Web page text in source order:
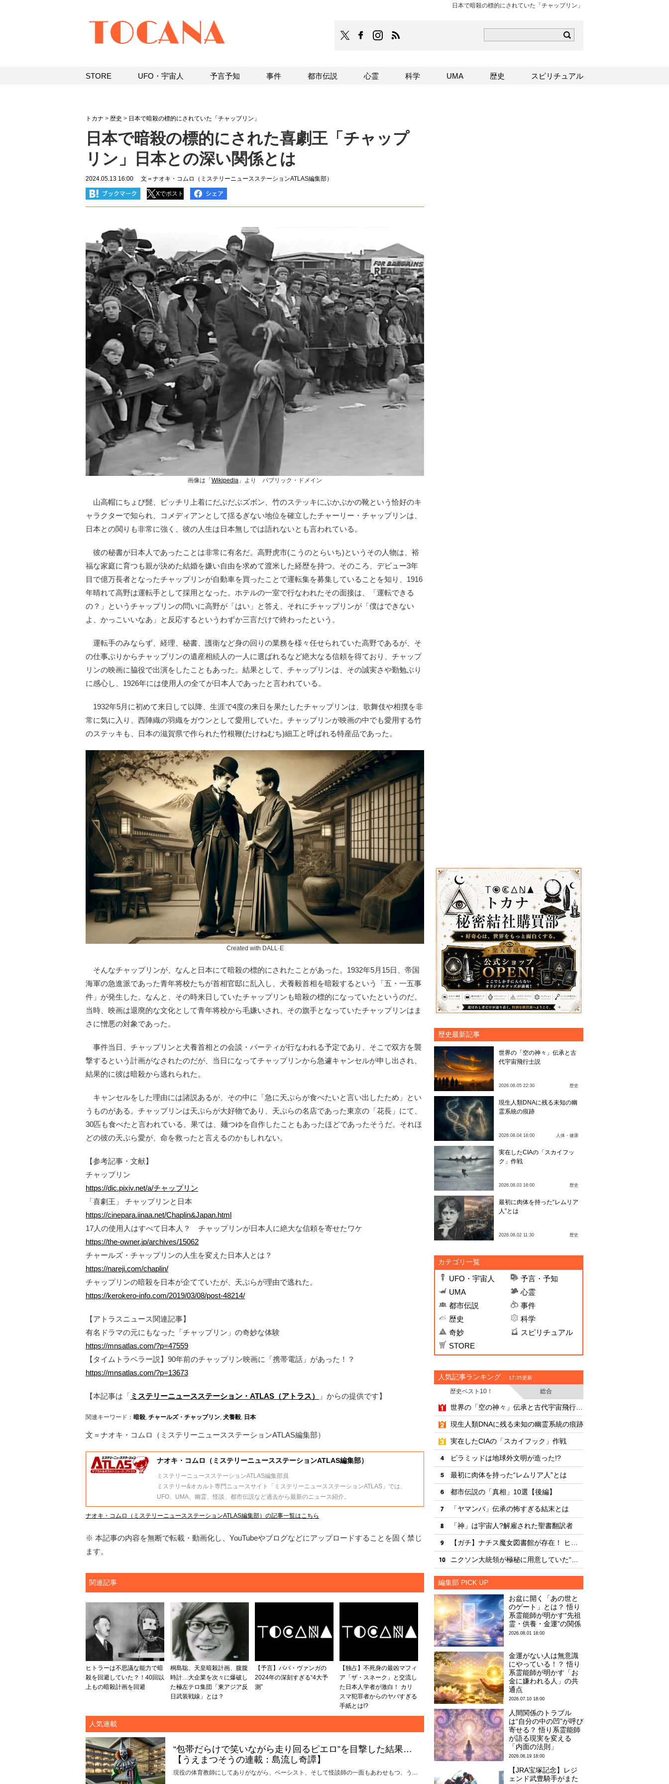
日本で暗殺の標的にされていた「チャップリン」
TOCANAのFacebookはこちら
TOCANAのinstagramはこちら
トカナ > 歴史 > 日本で暗殺の標的にされていた「チャップリン」
日本で暗殺の標的にされた喜劇王「チャップ
リン」日本との深い関係とは
2024.05.13 16:00 文＝ナオキ・コムロ（ミステリーニュースステーションATLAS編集部）
Xでポスト
画像は「 Wikipedia 」より パブリック・ドメイン
山高帽にちょび髭、ピッチリ上着にだぶだぶズボン、竹のステッキにぶかぶかの靴という恰好のキ
ャラクターで知られ、コメディアンとして揺るぎない地位を確立したチャーリー・チャップリンは、
日本との関りも非常に強く、彼の人生は日本無しでは語れないとも言われている。
彼の秘書が日本人であったことは非常に有名だ。高野虎市(こうのとらいち)というその人物は、裕
福な家庭に育つも親が決めた結婚を嫌い自由を求めて渡米した経歴を持つ。そのころ、デビュー3年
目で億万長者となったチャップリンが自動車を買ったことで運転集を募集していることを知り、1916
年晴れて高野は運転手として採用となった。ホテルの一室で行なわれたその面接は、「運転できる
の？」というチャップリンの問いに高野が「はい」と答え、それにチャップリンが「僕はできない
よ、かっこいいなあ」と反応するというわずか三言だけで終わったという。
運転手のみならず、経理、秘書、護衛など身の回りの業務を様々任せられていた高野であるが、そ
の仕事ぶりからチャップリンの遺産相続人の一人に選ばれるなど絶大なる信頼を得ており、チャップ
リンの映画に脇役で出演をしたこともあった。結果として、チャップリンは、その誠実さや勤勉ぶり
に感心し、1926年には使用人の全てが日本人であったと言われている。
1932年5月に初めて来日して以降、生涯で4度の来日を果たしたチャップリンは、歌舞伎や相撲を非
常に気に入り、西陣織の羽織をガウンとして愛用していた。チャップリンが映画の中でも愛用する竹
のステッキも、日本の滋賀県で作られた竹根鞭(たけねむち)細工と呼ばれる特産品であった。
Created with DALL·E
そんなチャップリンが、なんと日本にて暗殺の標的にされたことがあった。1932年5月15日、帝国
海軍の急進派であった青年将校たちが首相官邸に乱入し、犬養毅首相を暗殺するという「五・一五事
件」が発生した。なんと、その時来日していたチャップリンも暗殺の標的になっていたというのだ。
当時、映画は退廃的な文化として青年将校から毛嫌いされ、その旗手となっていたチャップリンはま
さに憎悪の対象であった。
事件当日、チャップリンと犬養首相との会談・パーティが行なわれる予定であり、そこで双方を襲
撃するという計画がなされたのだが、当日になってチャップリンから急遽キャンセルが申し出され、
結果的に彼は暗殺から逃れられた。
キャンセルをした理由には諸説あるが、その中に「急に天ぷらが食べたいと言い出したため」とい
うものがある。チャップリンは天ぷらが大好物であり、天ぷらの名店であった東京の「花長」にて、
30匹も食べたと言われている。果ては、麺つゆを自作したこともあったほどであったそうだ。それほ
どの彼の天ぷら愛が、命を救ったと言えるのかもしれない。
【参考記事・文献】
チャップリン
https://dic.pixiv.net/a/チャップリン
「喜劇王」 チャップリンと日本
https://cinepara.iinaa.net/Chaplin&Japan.html
17人の使用人はすべて日本人？ チャップリンが日本人に絶大な信頼を寄せたワケ
https://the-owner.jp/archives/15062
チャールズ・チャップリンの人生を変えた日本人とは？
https://nareji.com/chaplin/
チャップリンの暗殺を日本が企てていたが、天ぷらが理由で逃れた。
https://kerokero-info.com/2019/03/08/post-48214/
【アトラスニュース関連記事】
有名ドラマの元にもなった「チャップリン」の奇妙な体験
https://mnsatlas.com/?p=47559
【タイムトラベラー説】90年前のチャップリン映画に「携帯電話」があった！？
https://mnsatlas.com/?p=13673
【本記事は「 ミステリーニュースステーション・ATLAS（アトラス） 」からの提供です】
関連キーワード： 暗殺 チャールズ・チャップリン 犬養毅 日本
文＝ナオキ・コムロ（ミステリーニュースステーションATLAS編集部）
ナオキ・コムロ（ミステリーニュースステーションATLAS編集部）
ミステリーニュースステーションATLAS編集部員
ミステリー&オカルト専門ニュースサイト「ミステリーニュースステーションATLAS」では、
UFO、UMA、幽霊、怪談、都市伝説など過去から最新のニュース紹介。
ナオキ・コムロ（ミステリーニュースステーションATLAS編集部）の記事一覧はこちら
※ 本記事の内容を無断で転載・動画化し、YouTubeやブログなどにアップロードすることを固く禁じ
ます。
関連記事
ヒトラーは不思議な能力で暗
殺を回避していた？！40回以
上もの暗殺計画を回避
桐島聡、天皇暗殺計画、腹腹
時計…大企業を次々に爆破し
た極左テロ集団「東アジア反
日武装戦線」とは？
【予言】ババ・ヴァンガの
2024年の深刻すぎる“4大予
測”
【独占】不死身の最凶マフィ
ア「ザ・スネーク」と交流し
た日本人学者が激白！ カリ
スマ犯罪者からのヤバすぎる
手紙とは!?
人気連載
“包帯だらけで笑いながら走り回るピエロ”を目撃した結果…
【うえまつそうの連載：島流し奇譚】
現役の体育教師にしてありがながら、ベーシスト、そして怪談師の一面もあわせもつ、う...
歴史最新記事
世界の「空の神々」伝承と古
代宇宙飛行士説
2026.08.05 22:30 歴史
現生人類DNAに残る未知の幽
霊系統の痕跡
2026.08.04 16:00 人体・健康
実在したCIAの「スカイフッ
ク」作戦
2026.08.03 16:00 歴史
最初に肉体を持った“レムリア
人”とは
2026.08.02 11:30 歴史
カテゴリ一覧
UFO・宇宙人
予言・予知
UMA
心霊
都市伝説
事件
歴史
科学
奇妙
スピリチュアル
STORE
人気記事ランキング 17:35更新
歴史ベスト10！
総合
・
・
現生人類DNAに残る未知の幽霊系統の痕跡
・
実在したCIAの「スカイフック」作戦
・
ピラミッドは地球外文明が造った!?
・
最初に肉体を持った“レムリア人”とは
・
都市伝説の「真相」10選【後編】
・「ヤマンバ」伝承の怖すぎる結末とは
・「神」は宇宙人?解雇された聖書翻訳者
・
・
編集部 PICK UP
お盆に開く「あの世と
のゲート」とは？ 悟り
系霊能師が明かす“先祖
霊・供養・金運”の関係
2026.08.01 18:00
金運がない人は無意識
にやっている！？ 悟り
系霊能師が明かす「お
金に嫌われる人」の共
通点
2026.07.10 18:00
人間関係のトラブル
は“自分の中の凹”が呼び
寄せる？ 悟り系霊能師
が語る現実を変える
「内面の法則」
2026.06.19 18:00
【JRA宝塚記念】レジ
ェンド武豊騎手がまた
STORE UFO・宇宙人 予言予知 事件 都市伝説 心霊 科学 UMA 歴史 スピリチュアル